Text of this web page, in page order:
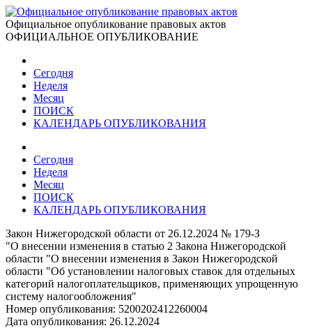
Официальное опубликование правовых актов
ОФИЦИАЛЬНОЕ ОПУБЛИКОВАНИЕ
Сегодня
Неделя
Месяц
ПОИСК
КАЛЕНДАРЬ ОПУБЛИКОВАНИЯ
Сегодня
Неделя
Месяц
ПОИСК
КАЛЕНДАРЬ ОПУБЛИКОВАНИЯ
Закон Нижегородской области от 26.12.2024 № 179-З
"О внесении изменения в статью 2 Закона Нижегородской
области "О внесении изменения в Закон Нижегородской
области "Об установлении налоговых ставок для отдельных
категорий налогоплательщиков, применяющих упрощенную
систему налогообложения"
Номер опубликования: 5200202412260004
Дата опубликования: 26.12.2024